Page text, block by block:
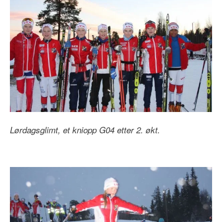
Lørdagsglimt, et kniopp G04 etter 2. økt.